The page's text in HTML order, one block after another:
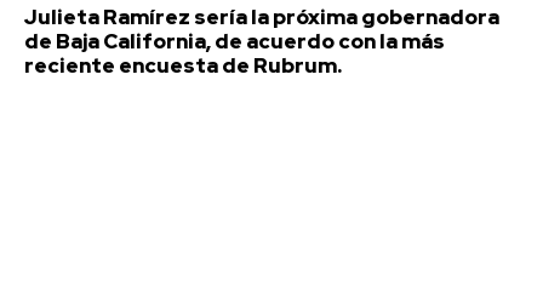
Julieta Ramírez sería la próxima gobernadora
de Baja California, de acuerdo con la más
reciente encuesta de Rubrum.